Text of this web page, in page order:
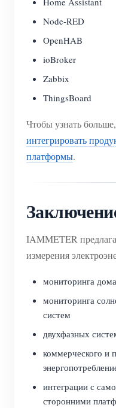
Node-RED
OpenHAB
ioBroker
Zabbix
ThingsBoard
Чтобы узнать
интегрировать
платформы.
IAMMETER
измерения
мониторинга
мониторинга
систем
двухфазных
коммерческого и
интеграции с
сторонними